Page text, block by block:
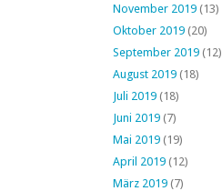
November 2019 (13)
Oktober 2019 (20)
September 2019 (12)
August 2019 (18)
Juli 2019 (18)
Juni 2019 (7)
Mai 2019 (19)
April 2019 (12)
März 2019 (7)